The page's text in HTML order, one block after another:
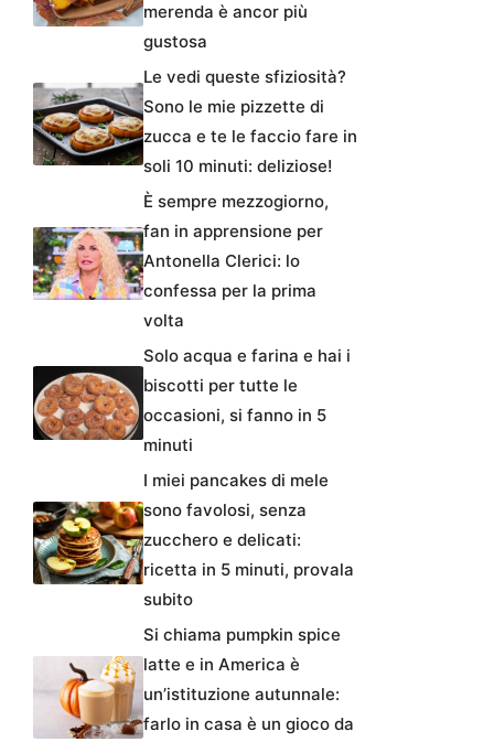
merenda è ancor più
gustosa
Le vedi queste sfiziosità?
Sono le mie pizzette di
zucca e te le faccio fare in
soli 10 minuti: deliziose!
È sempre mezzogiorno,
fan in apprensione per
Antonella Clerici: lo
confessa per la prima
volta
Solo acqua e farina e hai i
biscotti per tutte le
occasioni, si fanno in 5
minuti
I miei pancakes di mele
sono favolosi, senza
zucchero e delicati:
ricetta in 5 minuti, provala
subito
Si chiama pumpkin spice
latte e in America è
un’istituzione autunnale:
farlo in casa è un gioco da